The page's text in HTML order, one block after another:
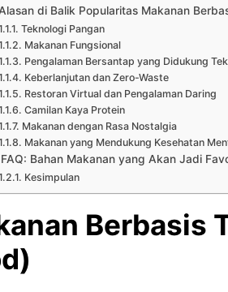
di Balik Popularitas Makanan
Teknologi Pangan
Makanan Fungsional
Pengalaman Bersantap yang Didukung
Keberlanjutan dan Zero-Waste
Restoran Virtual dan Pengalaman Daring
Camilan Kaya Protein
Makanan dengan Rasa Nostalgia
Makanan yang Mendukung Kesehatan
FAQ: Bahan Makanan yang Akan Jadi
Kesimpulan
Berbasis